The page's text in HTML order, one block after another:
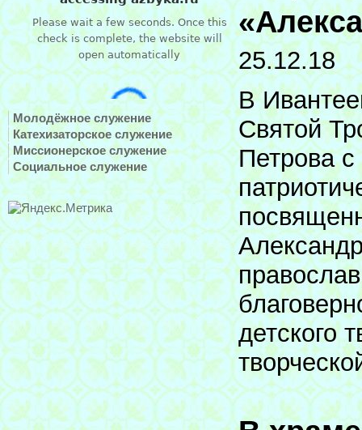
Молодёжное служение
Катехизаторское служение
Миссионерское служение
Социальное служение
25.12.18
В
Святой
Петрова
детского